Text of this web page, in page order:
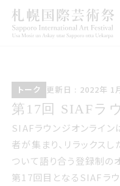
トーク
トーク
こうしんび 2022年
つ27日
更新日 : 2022年 1
第17回 サイア
第17回 SIAFラ
SIAFラウンジオンライン
者が集まり、リラックス
ついて語り合う登録制の
第17回目となるSIAFラウ